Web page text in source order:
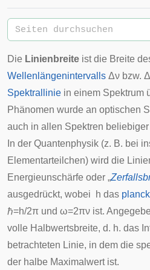
Die Linienbreite ist die Breite
Wellenlängenintervalls Δν bzw. Δ
Spektrallinie in einem Spektrum
Phänomen wurde an optischen
auch in allen Spektren
In der Quantenphysik (z. B. bei
Elementarteilchen) wird die
Energieunschärfe oder „
ausgedrückt, wobei
h das
ℏ=h/2π und ω=2πν ist.
volle Halbwertsbreite, d. h. das
betrachteten Linie, in dem die
der halbe Maximalwert ist.